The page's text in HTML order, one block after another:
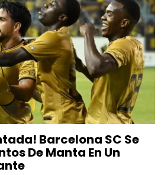
Barcelona SC Se
De Manta En Un